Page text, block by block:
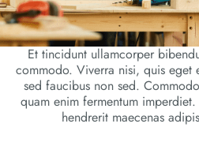
Et tincidunt ullamcorper
commodo. Viverra nisi, quis eget
sed faucibus non sed.
quam enim fermentum
hendrerit maecenas